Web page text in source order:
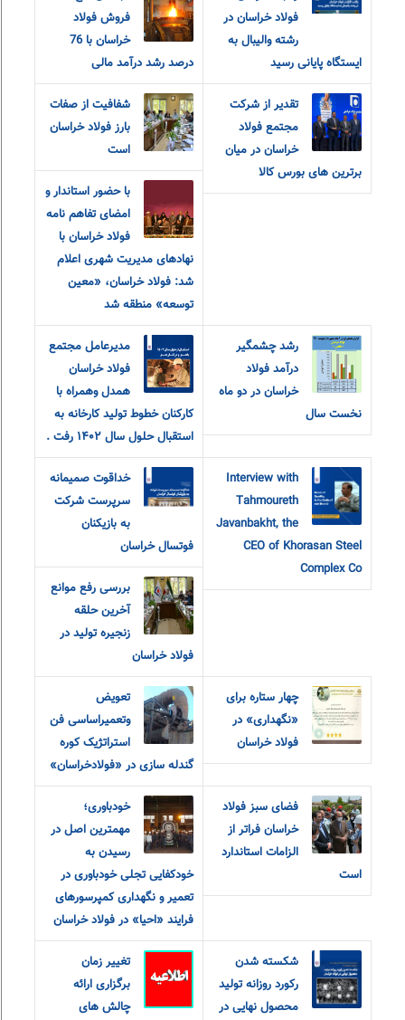
فولاد خراسان در
رشته والیبال به
ایستگاه پایانی رسید
فروش فولاد
خراسان با 76
درصد رشد درآمد مالی
تقدیر از شرکت
مجتمع فولاد
خراسان در میان
برترین های بورس کالا
شفافیت از صفات
بارز فولاد خراسان
است
با حضور استاندار و
امضای تفاهم نامه
فولاد خراسان با
نهادهای مدیریت شهری اعلام
شد: فولاد خراسان، «معین
توسعه» منطقه شد
رشد چشمگیر
درآمد فولاد
خراسان در دو ماه
نخست سال
مدیرعامل مجتمع
فولاد خراسان
همدل وهمراه با
کارکنان خطوط تولید کارخانه به
استقبال حلول سال ۱۴۰۲ رفت .
Interview with
Tahmoureth
Javanbakht, the
CEO of Khorasan Steel
Complex Co
خداقوت صمیمانه
سرپرست شرکت
به بازیکنان
فوتسال خراسان
بررسی رفع موانع
آخرین حلقه
زنجیره تولید در
فولاد خراسان
چهار ستاره برای
«نگهداری» در
فولاد خراسان
تعویض
وتعمیراساسی فن
استراتژیک کوره
گندله سازی در «فولادخراسان»
فضای سبز فولاد
خراسان فراتر از
الزامات استاندارد
است
خودباوری؛
مهمترین اصل در
رسیدن به
خودکفایی تجلی خودباوری در
تعمیر و نگهداری کمپرسورهای
فرایند «احیا» در فولاد خراسان
شکسته شدن
رکورد روزانه تولید
محصول نهایی در
تغییر زمان
برگزاری ارائه
چالش های